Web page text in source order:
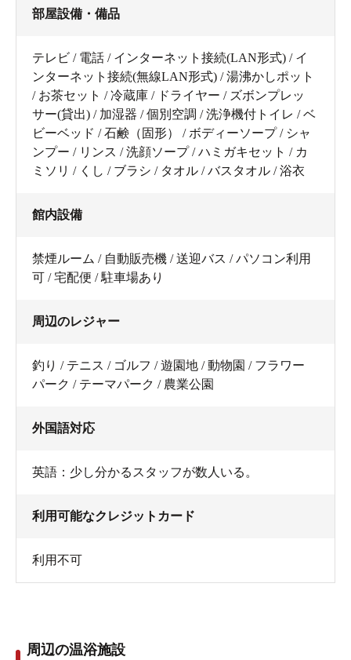
部屋設備・備品
テレビ / 電話 / インターネット接続(LAN形式) / イ
ンターネット接続(無線LAN形式) / 湯沸かしポット
/ お茶セット / 冷蔵庫 / ドライヤー / ズボンプレッ
サー(貸出) / 加湿器 / 個別空調 / 洗浄機付トイレ / ベ
ビーベッド / 石鹸（固形） / ボディーソープ / シャ
ンプー / リンス / 洗顔ソープ / ハミガキセット / カ
ミソリ / くし / ブラシ / タオル / バスタオル / 浴衣
館内設備
禁煙ルーム / 自動販売機 / 送迎バス / パソコン利用
可 / 宅配便 / 駐車場あり
周辺のレジャー
釣り / テニス / ゴルフ / 遊園地 / 動物園 / フラワー
パーク / テーマパーク / 農業公園
外国語対応
英語：少し分かるスタッフが数人いる。
利用可能なクレジットカード
利用不可
周辺の温浴施設